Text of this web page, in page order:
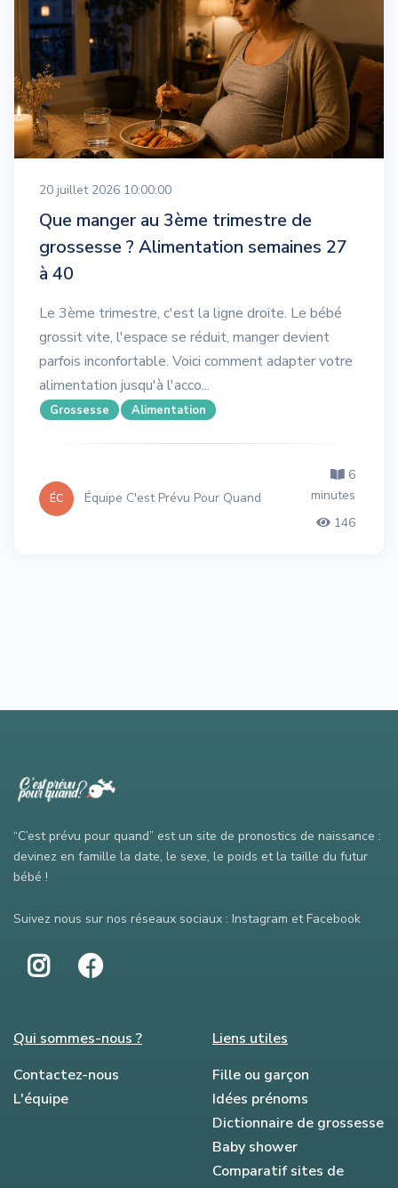
20 juillet 2026 10:00:00
Que manger au 3ème trimestre de
grossesse ? Alimentation semaines 27
à 40
Le 3ème trimestre, c'est la ligne droite. Le bébé
grossit vite, l'espace se réduit, manger devient
parfois inconfortable. Voici comment adapter votre
alimentation jusqu'à l'acco...
Grossesse Alimentation
ÉC Équipe C'est Prévu Pour Quand
6
minutes
146
“C’est prévu pour quand” est un site de pronostics de naissance :
devinez en famille la date, le sexe, le poids et la taille du futur
bébé !
Suivez nous sur nos réseaux sociaux : Instagram et Facebook
Qui sommes-nous ?
Contactez-nous
L'équipe
Liens utiles
Fille ou garçon
Idées prénoms
Dictionnaire de grossesse
Baby shower
Comparatif sites de